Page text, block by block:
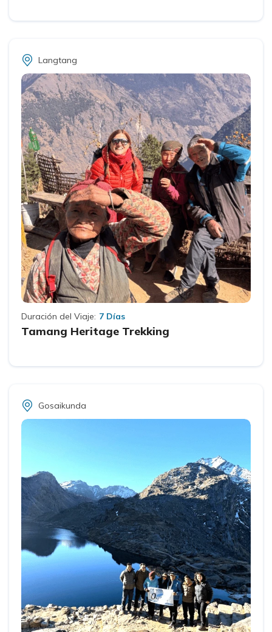
Langtang
Duración del Viaje: 7 Días
Tamang Heritage Trekking
Gosaikunda